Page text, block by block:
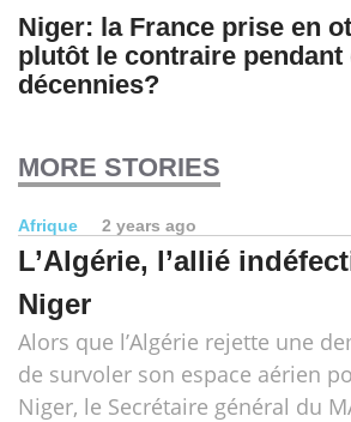
Niger: la France prise en
plutôt le contraire pendant
décennies?
MORE STORIES
Afrique 2 years ago
L’Algérie, l’allié
Niger
Alors que l’Algérie rejette une
de survoler son espace aérien
Niger, le Secrétaire général du